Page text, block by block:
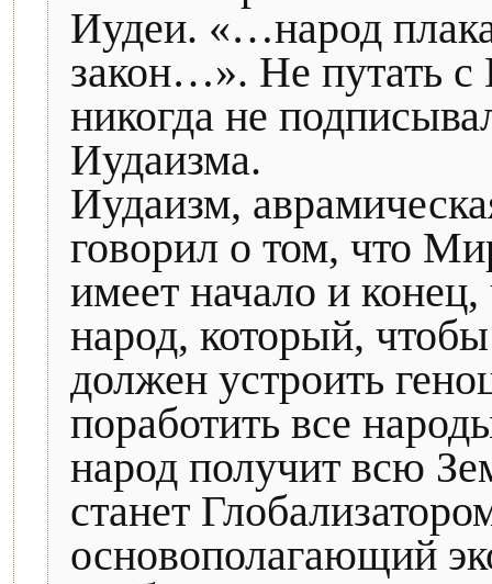
Иудеи. «…народ
закон…». Не путать с
никогда не
Иудаизма.
Иудаизм,
говорил о том, что
имеет начало и
народ, который,
должен устроить
поработить все
народ получит всю
станет
основополагающий